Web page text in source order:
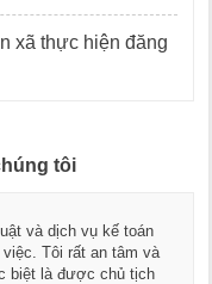
xã thực hiện đăng
tôi
và dịch vụ kế toán
Tôi rất an tâm và
biệt là được chủ tịch